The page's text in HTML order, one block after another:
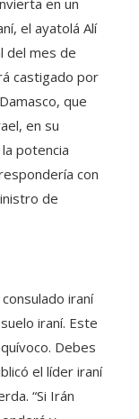
en un
el ayatolá Alí
del mes de
castigado por
que
en su
potencia
con
de
iraní
iraní. Este
Debes
el líder iraní
“Si Irán